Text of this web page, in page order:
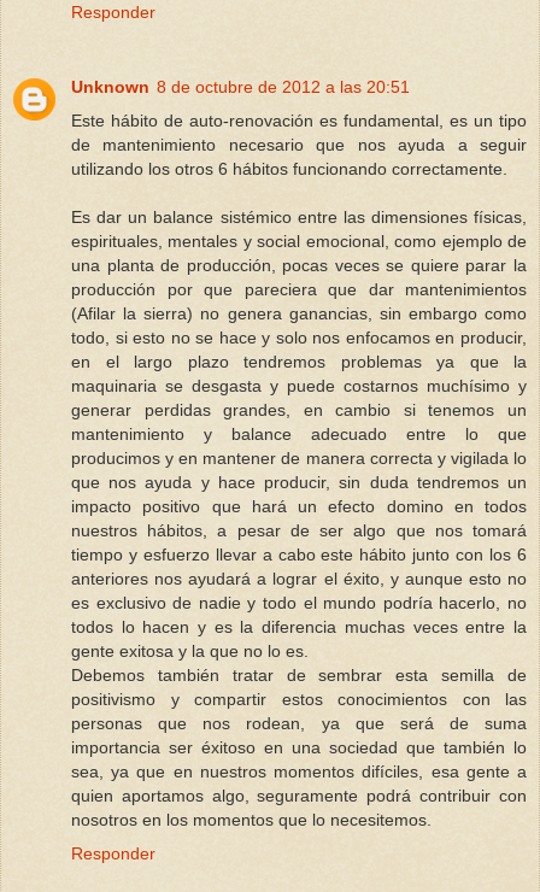
Responder
Unknown 8 de octubre de 2012 a las 20:51
Este hábito de auto-renovación es fundamental, es un tipo
de mantenimiento necesario que nos ayuda a seguir
utilizando los otros 6 hábitos funcionando correctamente.
Es dar un balance sistémico entre las dimensiones físicas,
espirituales, mentales y social emocional, como ejemplo de
una planta de producción, pocas veces se quiere parar la
producción por que pareciera que dar mantenimientos
(Afilar la sierra) no genera ganancias, sin embargo como
todo, si esto no se hace y solo nos enfocamos en producir,
en el largo plazo tendremos problemas ya que la
maquinaria se desgasta y puede costarnos muchísimo y
generar perdidas grandes, en cambio si tenemos un
mantenimiento y balance adecuado entre lo que
producimos y en mantener de manera correcta y vigilada lo
que nos ayuda y hace producir, sin duda tendremos un
impacto positivo que hará un efecto domino en todos
nuestros hábitos, a pesar de ser algo que nos tomará
tiempo y esfuerzo llevar a cabo este hábito junto con los 6
anteriores nos ayudará a lograr el éxito, y aunque esto no
es exclusivo de nadie y todo el mundo podría hacerlo, no
todos lo hacen y es la diferencia muchas veces entre la
gente exitosa y la que no lo es.
Debemos también tratar de sembrar esta semilla de
positivismo y compartir estos conocimientos con las
personas que nos rodean, ya que será de suma
importancia ser éxitoso en una sociedad que también lo
sea, ya que en nuestros momentos difíciles, esa gente a
quien aportamos algo, seguramente podrá contribuir con
nosotros en los momentos que lo necesitemos.
Responder